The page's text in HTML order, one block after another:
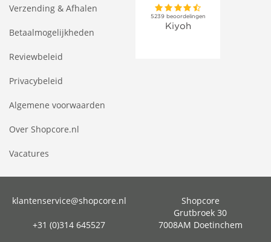
Verzending & Afhalen
Betaalmogelijkheden
Reviewbeleid
Privacybeleid
Algemene voorwaarden
Over Shopcore.nl
Vacatures
klantenservice@shopcore.nl
+31 (0)314 645527
Shopcore
Grutbroek 30
7008AM Doetinchem